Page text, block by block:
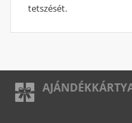
tetszését.